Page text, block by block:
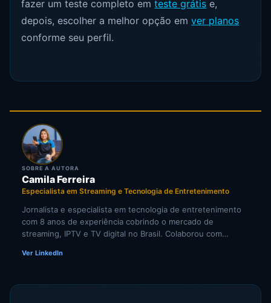
fazer um teste completo emteste grátis e,
depois, escolher a melhor opção emver planos
conforme seu perfil.
SOBRE A AUTORA
Camila Ferreira
Especialista em Streaming e Tecnologia de Entretenimento
Jornalista e especialista em tecnologia de entretenimento
com 8 anos de experiência cobrindo o mercado de
streaming, IPTV e TV digital no Brasil. Colaborou com
especializados em cultura digital. Pesquisadora
comportamento do consumidor de mídia digital.
Ver LinkedIn